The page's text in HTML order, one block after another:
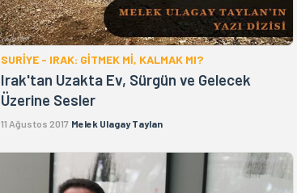
SURİYE - IRAK: GİTMEK Mİ, KALMAK MI?
Irak'tan Uzakta Ev, Sürgün ve Gelecek
Üzerine Sesler
11 Ağustos 2017 Melek Ulagay Taylan